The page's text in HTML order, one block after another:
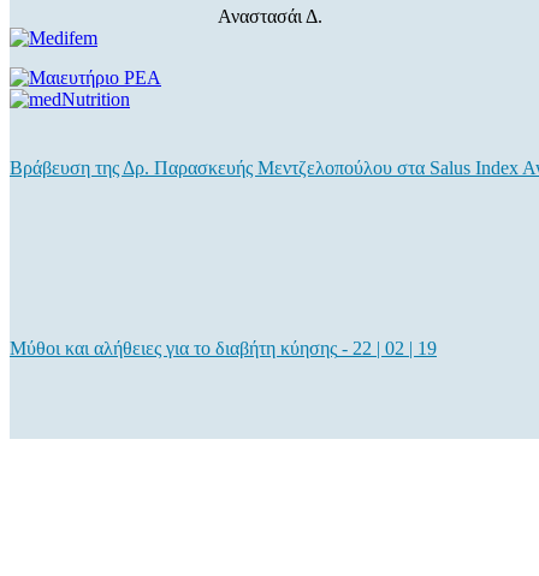
Βράβευση της Δρ. Παρασκευής Μεντζελοπούλου στα Salus Index
Μύθοι και αλήθειες για το διαβήτη κύησης - 22 | 02 | 19
Αναστασάι Δ.